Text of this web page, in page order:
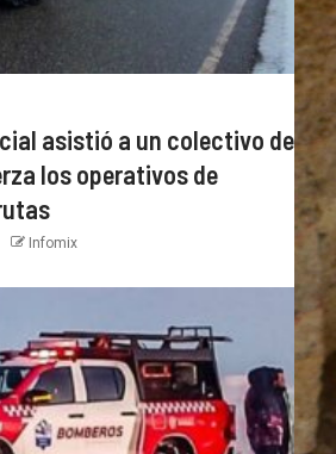
asistió a un colectivo de
los operativos de
Infomix